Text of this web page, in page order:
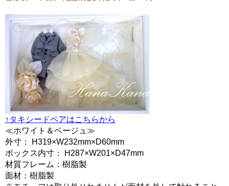
↑タキシードペアはこちらから
≪ホワイト＆ベージュ≫
外寸： H319×W232mm×D60mm
ボックス内寸： H287×W201×D47mm
材質フレーム：樹脂製
面材：樹脂製